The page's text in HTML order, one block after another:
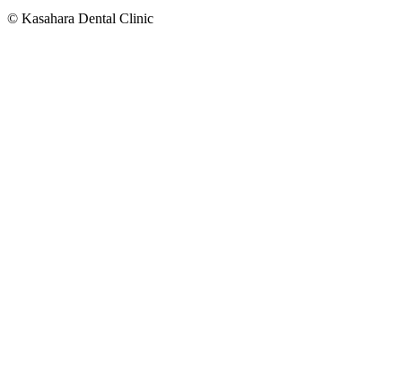
© Kasahara Dental Clinic